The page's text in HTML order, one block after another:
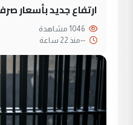
ارتفاع جديد بأسعار
--منذ 22 ساعة